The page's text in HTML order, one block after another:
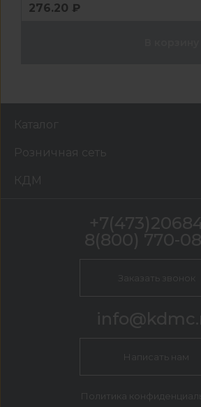
276.20 ₽
Каталог
Розничная сеть
КДМ
8(800) 770-
Заказать звонок
Написать нам
Политика